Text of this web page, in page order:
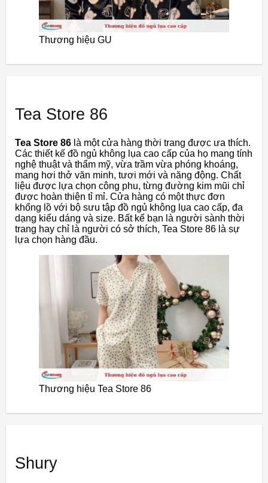
Thương hiệu GU
Tea Store 86
Tea Store 86 là một cửa hàng thời trang được ưa thích.
Các thiết kế đồ ngủ không lụa cao cấp của họ mang tính
nghệ thuật và thẩm mỹ, vừa trầm vừa phóng khoáng,
mang hơi thở văn minh, tươi mới và năng động. Chất
liệu được lựa chọn công phu, từng đường kim mũi chỉ
được hoàn thiện tỉ mỉ. Cửa hàng có một thực đơn
khổng lồ với bộ sưu tập đồ ngủ không lụa cao cấp, đa
dạng kiểu dáng và size. Bất kể bạn là người sành thời
trang hay chỉ là người có sở thích, Tea Store 86 là sự
lựa chọn hàng đầu.
Thương hiệu Tea Store 86
Shury